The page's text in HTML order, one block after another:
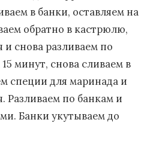
в банки, оставляем на
обратно в кастрюлю,
снова разливаем по
минут, снова сливаем в
специи для маринада и
Разливаем по банкам и
Банки укутываем до